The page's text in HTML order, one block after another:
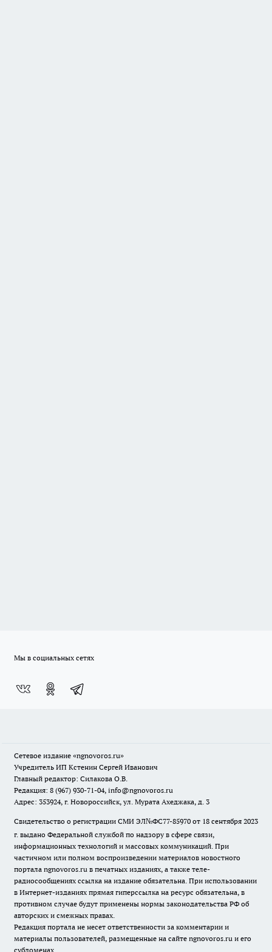
Мы в социальных сетях
Сетевое издание «ngnovoros.ru»
Учредитель ИП Кстенин Сергей Иванович
Главный редактор: Силакова О.В.
Редакция: 8 (967) 930-71-04, info@ngnovoros.ru
Адрес: 353924, г. Новороссийск, ул. Мурата Ахеджака, д. 3
Свидетельство о регистрации СМИ ЭЛ№ФС77-85970 от 18 сентября 2023
г. выдано Федеральной службой по надзору в сфере связи,
информационных технологий и массовых коммуникаций. При
частичном или полном воспроизведении материалов новостного
портала ngnovoros.ru в печатных изданиях, а также теле-
радиосообщениях ссылка на издание обязательна. При использовании
в Интернет-изданиях прямая гиперссылка на ресурс обязательна, в
противном случае будут применены нормы законодательства РФ об
авторских и смежных правах.
Редакция портала не несет ответственности за комментарии и
материалы пользователей, размещенные на сайте ngnovoros.ru и его
субдоменах.